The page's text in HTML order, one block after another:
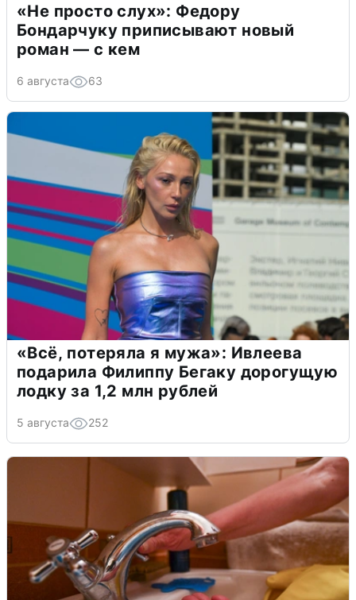
«Не просто слух»: Федору
Бондарчуку приписывают новый
роман — с кем
6 августа 63
«Всё, потеряла я мужа»: Ивлеева
подарила Филиппу Бегаку дорогущую
лодку за 1,2 млн рублей
5 августа 252